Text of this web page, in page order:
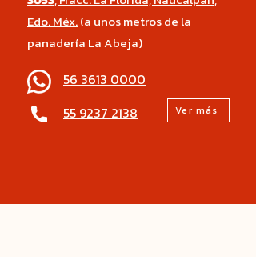
Edo. Méx.(a unos metros de la
panadería La Abeja)
56 3613 0000
55 9237 2138
Ver más